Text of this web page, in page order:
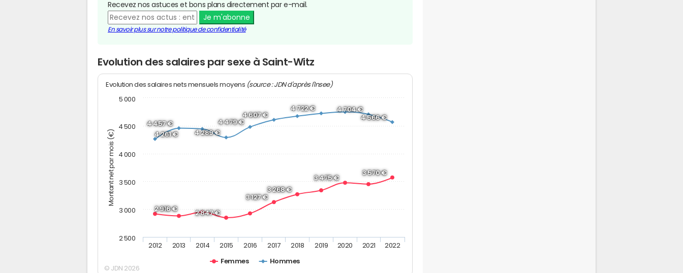
Recevez nos astuces et bons plans directement par e-mail.
Je m'abonne
En savoir plus sur notre politique de confidentialité
Evolution des salaires par sexe à Saint-Witz
Montant net par mois (€)
Evolution des salaires nets mensuels moyens (source : JDN d'après l'Insee)
2 916 €
2 847 €
3 127 €
3 268 €
3 475 €
3 570 €
4 261 €
4 457 €
4 289 €
4 479 €
4 607 €
4 722 €
4 704 €
4 566 €
Femmes Hommes
2012 2013 2014 2015 2016 2017 2018 2019 2020 2021 2022
2 500
3 000
3 500
4 000
4 500
5 000
© JDN 2026